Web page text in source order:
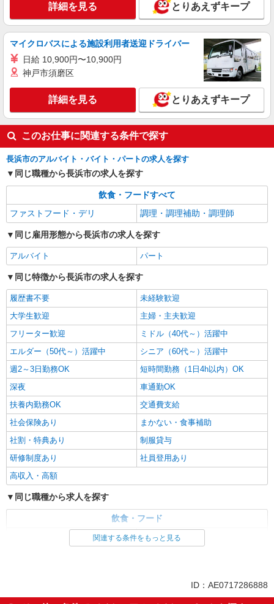
詳細を見る とりあえずキープ
マイクロバスによる施設利用者送迎ドライバー
日給 10,900円〜10,900円
神戸市須磨区
詳細を見る とりあえずキープ
このお仕事に関連する条件で探す
長浜市のアルバイト・バイト・パートの求人を探す
同じ職種から長浜市の求人を探す
飲食・フードすべて
ファストフード・デリ
調理・調理補助・調理師
同じ雇用形態から長浜市の求人を探す
アルバイト パート
同じ特徴から長浜市の求人を探す
履歴書不要
未経験歓迎
大学生歓迎
主婦・主夫歓迎
フリーター歓迎
ミドル（40代～）活躍中
エルダー（50代～）活躍中
シニア（60代～）活躍中
週2～3日勤務OK
短時間勤務（1日4h以内）OK
深夜
車通勤OK
扶養内勤務OK
交通費支給
社会保険あり
まかない・食事補助
社割・特典あり
制服貸与
研修制度あり
社員登用あり
高収入・高額
同じ職種から求人を探す
飲食・フード
ファストフード・デリ
調理・調理補助・調理師
ミドル（40代～）活躍中
週2～3日勤務OK
関連する条件をもっと見る
ID：AE0717286888